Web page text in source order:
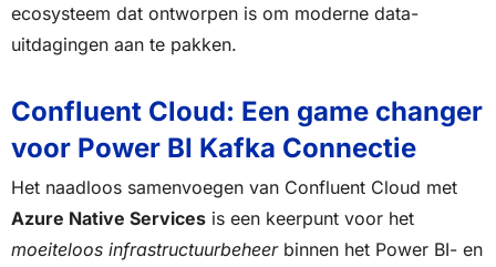
ecosysteem dat ontworpen is om moderne data-
uitdagingen aan te pakken.
Confluent Cloud: Een game changer
voor Power BI Kafka Connectie
Het naadloos samenvoegen van Confluent Cloud met
Azure Native Services is een keerpunt voor het
moeiteloos infrastructuurbeheerbinnen het Power BI- en